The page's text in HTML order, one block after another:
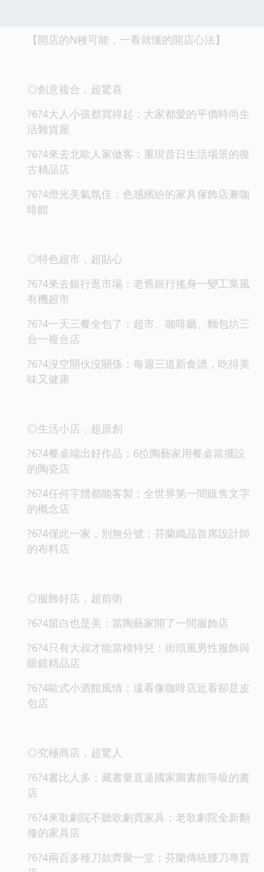
【開店的N種可能，一看就懂的開店心法】
◎創意複合，超驚喜
?6?4大人小孩都買得起：大家都愛的平價時尚生
活雜貨屋
?6?4來去北歐人家做客：重現昔日生活場景的復
古精品店
?6?4燈光美氣氛佳：色感繽紛的家具傢飾店兼咖
啡館
◎特色超市，超貼心
?6?4來去銀行逛市場：老舊銀行搖身一變工業風
有機超市
?6?4一天三餐全包了：超市、咖啡廳、麵包坊三
合一複合店
?6?4沒空開伙沒關係：每週三道新食譜，吃得美
味又健康
◎生活小店，超原創
?6?4餐桌端出好作品：6位陶藝家用餐桌當擺設
的陶瓷店
?6?4任何字體都能客製：全世界第一間販售文字
的概念店
?6?4僅此一家，別無分號：芬蘭織品首席設計師
的布料店
◎服飾好店，超前衛
?6?4留白也是美：當陶藝家開了一間服飾店
?6?4只有大叔才能當模特兒：街頭風男性服飾與
眼鏡精品店
?6?4歐式小酒館風情：遠看像咖啡店近看卻是皮
包店
◎究極商店，超驚人
?6?4書比人多：藏書量直逼國家圖書館等級的書
店
?6?4來歌劇院不聽歌劇買家具：老歌劇院全新翻
修的家具店
?6?4兩百多種刀款齊聚一堂：芬蘭傳統腰刀專賣